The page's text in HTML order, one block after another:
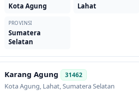
Kota Agung Lahat
PROVINSI
Sumatera
Selatan
Karang Agung 31462
Kota Agung, Lahat,Sumatera Selatan